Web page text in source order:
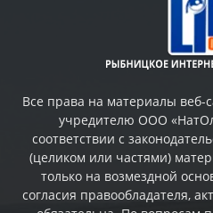
Все права на материалы веб-
учредителю ООО
соответствии с
(целиком или частями)
только на возмездной
согласия правообладателя,